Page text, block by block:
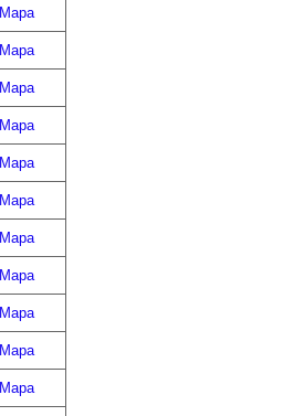
Mapa
Mapa
Mapa
Mapa
Mapa
Mapa
Mapa
Mapa
Mapa
Mapa
Mapa